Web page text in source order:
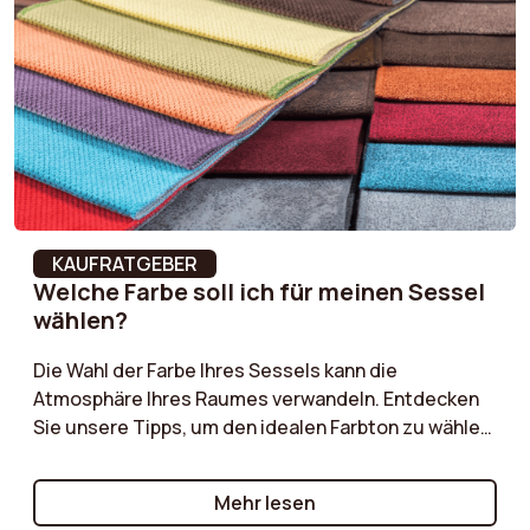
Bezugsmaterial Samt
Kollektion Noa
Material der Armlehne Metall
Farbe der Armlehne Coal
Abnehmbar Nein
Maximale
unterstützte Last
Montageanleitung
Stoffzusammensetzung
KAUFRATGEBER
Welche Farbe soll ich für meinen Sessel
wählen?
Die Wahl der Farbe Ihres Sessels kann die
Atmosphäre Ihres Raumes verwandeln. Entdecken
Sie unsere Tipps, um den idealen Farbton zu wählen,
gleichzeitig einen eleganten Akzent setzt. Neutrale
Farben für eine beruhigende Atmosphäre, kräftige
Mehr lesen